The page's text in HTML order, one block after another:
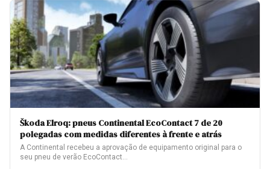
Škoda Elroq: pneus Continental EcoContact 7 de 20
polegadas com medidas diferentes à frente e atrás
A Continental recebeu a aprovação de equipamento original para o
seu pneu de verão EcoContact…